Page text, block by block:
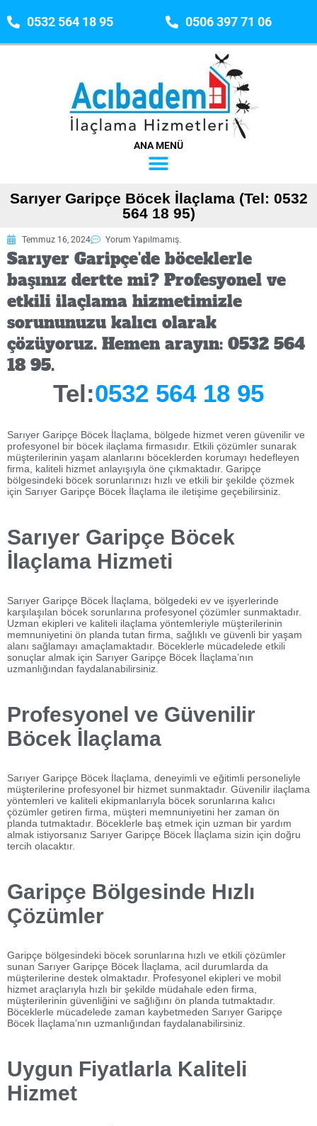
0532 564 18 95 0506 397 71 06
ANA MENÜ
Sarıyer Garipçe Böcek İlaçlama (Tel: 0532
564 18 95)
Temmuz 16, 2024 Yorum Yapılmamış.
Sarıyer Garipçe'de böceklerle
başınız dertte mi? Profesyonel ve
etkili ilaçlama hizmetimizle
sorununuzu kalıcı olarak
çözüyoruz. Hemen arayın: 0532 564
18 95.
Tel:0532 564 18 95
Sarıyer Garipçe Böcek İlaçlama, bölgede hizmet veren güvenilir ve
profesyonel bir böcek ilaçlama firmasıdır. Etkili çözümler sunarak
müşterilerinin yaşam alanlarını böceklerden korumayı hedefleyen
firma, kaliteli hizmet anlayışıyla öne çıkmaktadır. Garipçe
bölgesindeki böcek sorunlarınızı hızlı ve etkili bir şekilde çözmek
için Sarıyer Garipçe Böcek İlaçlama ile iletişime geçebilirsiniz.
Sarıyer Garipçe Böcek
İlaçlama Hizmeti
Sarıyer Garipçe Böcek İlaçlama, bölgedeki ev ve işyerlerinde
karşılaşılan böcek sorunlarına profesyonel çözümler sunmaktadır.
Uzman ekipleri ve kaliteli ilaçlama yöntemleriyle müşterilerinin
memnuniyetini ön planda tutan firma, sağlıklı ve güvenli bir yaşam
alanı sağlamayı amaçlamaktadır. Böceklerle mücadelede etkili
sonuçlar almak için Sarıyer Garipçe Böcek İlaçlama’nın
uzmanlığından faydalanabilirsiniz.
Profesyonel ve Güvenilir
Böcek İlaçlama
Sarıyer Garipçe Böcek İlaçlama, deneyimli ve eğitimli personeliyle
müşterilerine profesyonel bir hizmet sunmaktadır. Güvenilir ilaçlama
yöntemleri ve kaliteli ekipmanlarıyla böcek sorunlarına kalıcı
çözümler getiren firma, müşteri memnuniyetini her zaman ön
planda tutmaktadır. Böceklerle baş etmek için uzman bir yardım
almak istiyorsanız Sarıyer Garipçe Böcek İlaçlama sizin için doğru
tercih olacaktır.
Garipçe Bölgesinde Hızlı
Çözümler
Garipçe bölgesindeki böcek sorunlarına hızlı ve etkili çözümler
sunan Sarıyer Garipçe Böcek İlaçlama, acil durumlarda da
müşterilerine destek olmaktadır. Profesyonel ekipleri ve mobil
hizmet araçlarıyla hızlı bir şekilde müdahale eden firma,
müşterilerinin güvenliğini ve sağlığını ön planda tutmaktadır.
Böceklerle mücadelede zaman kaybetmeden Sarıyer Garipçe
Böcek İlaçlama’nın uzmanlığından faydalanabilirsiniz.
Uygun Fiyatlarla Kaliteli
Hizmet